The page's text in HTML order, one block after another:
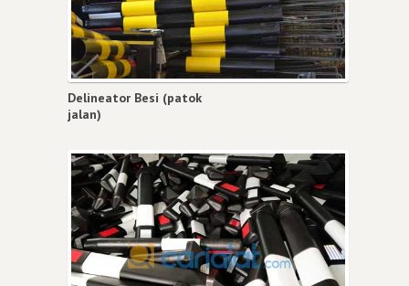
Delineator Besi (patok
jalan)